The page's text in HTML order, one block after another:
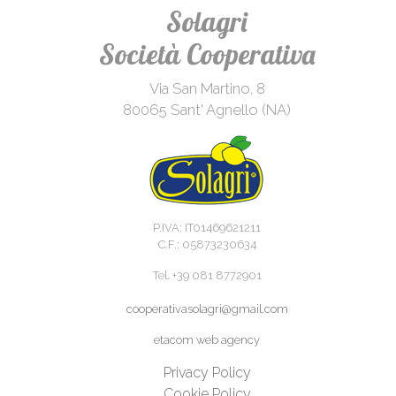
Solagri
Società Cooperativa
Via San Martino, 8
80065 Sant' Agnello (NA)
P.IVA: IT01469621211
C.F.: 05873230634
Tel. +39 081 8772901
cooperativasolagri@gmail.com
etacom web agency
Privacy Policy